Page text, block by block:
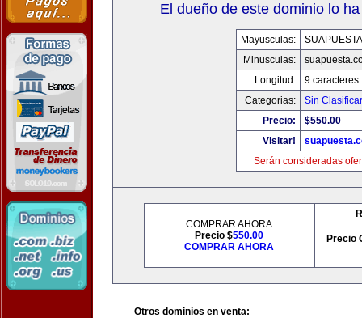
El dueño de este dominio lo
Mayusculas:
Minusculas:
Longitud:
9 caracteres
Categorias:
Sin Clasificar
Precio:
$550.00
Visitar!
Serán consideradas
COMPRAR AHORA
Precio $550.00
COMPRAR AHORA
Precio
Otros dominios en venta: